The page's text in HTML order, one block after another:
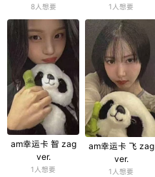
8人想要 1人想要
am幸运卡 智 zag
ver.
1人想要
am幸运卡 飞 zag
ver.
1人想要